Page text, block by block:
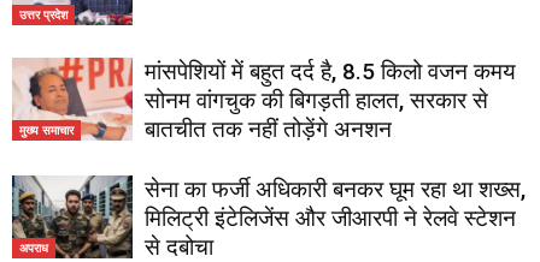
उत्तर प्रदेश
मुख्य समाचार
मांसपेशियों में बहुत दर्द है, 8.5 किलो वजन कमय
सोनम वांगचुक की बिगड़ती हालत, सरकार से
बातचीत तक नहीं तोड़ेंगे अनशन
अपराध
सेना का फर्जी अधिकारी बनकर घूम रहा था शख्स,
मिलिट्री इंटेलिजेंस और जीआरपी ने रेलवे स्टेशन
से दबोचा